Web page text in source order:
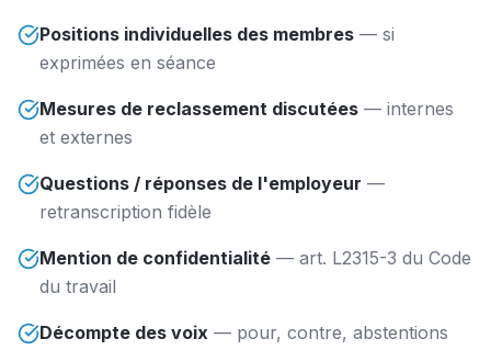
Positions individuelles des membres — si
exprimées en séance
Mesures de reclassement discutées — internes
et externes
Questions / réponses de l'employeur —
retranscription fidèle
Mention de confidentialité — art. L2315-3 du Code
du travail
Décompte des voix — pour, contre, abstentions